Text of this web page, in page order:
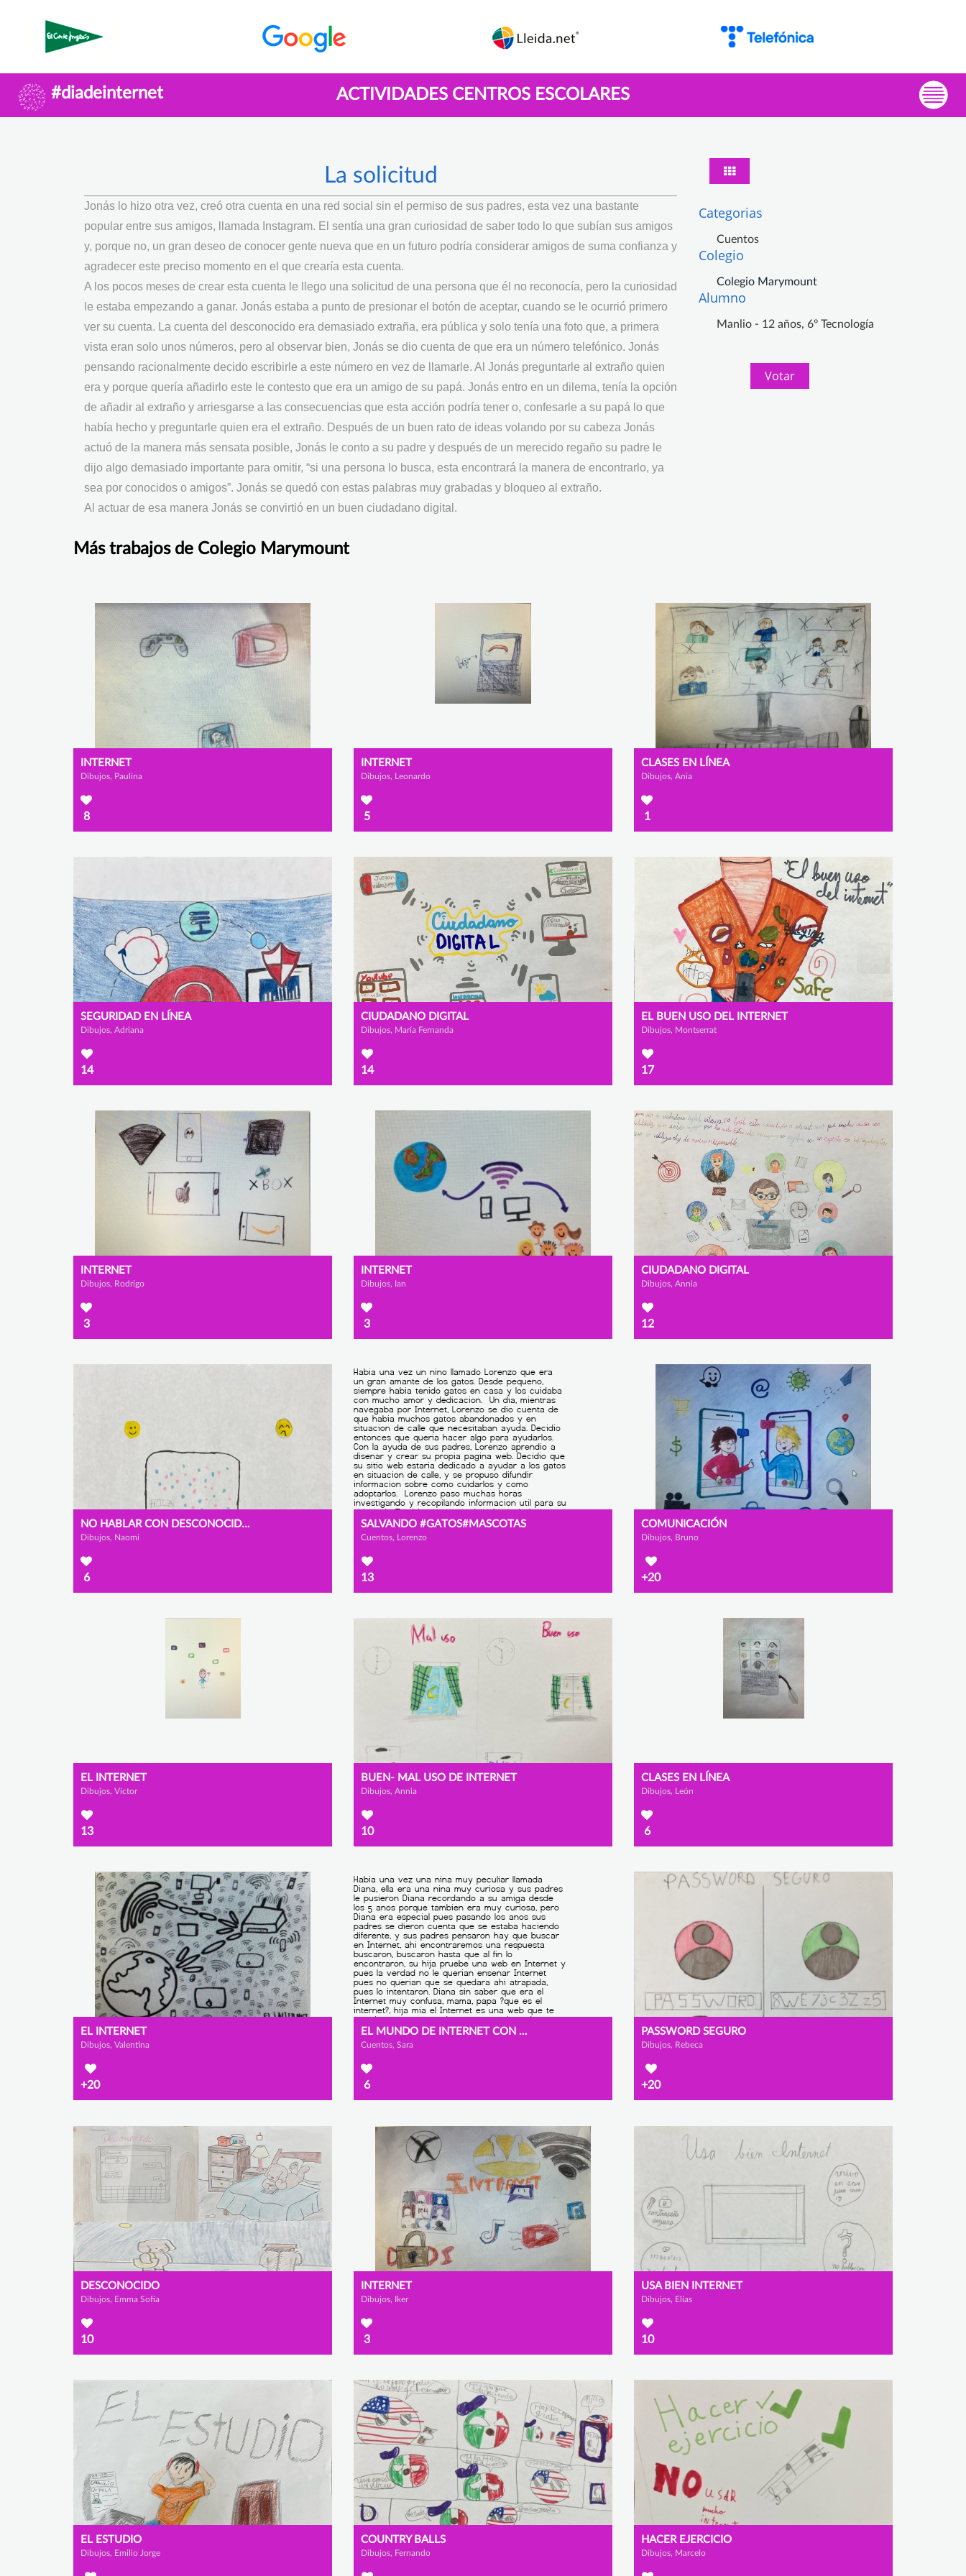
#diadeinternet ACTIVIDADES CENTROS ESCOLARES
La solicitud
Jonás lo hizo otra vez, creó otra cuenta en una red social sin el permiso de sus padres, esta vez una bastante
popular entre sus amigos, llamada Instagram. El sentía una gran curiosidad de saber todo lo que subían sus amigos
y, porque no, un gran deseo de conocer gente nueva que en un futuro podría considerar amigos de suma confianza y
agradecer este preciso momento en el que crearía esta cuenta.
A los pocos meses de crear esta cuenta le llego una solicitud de una persona que él no reconocía, pero la curiosidad
le estaba empezando a ganar. Jonás estaba a punto de presionar el botón de aceptar, cuando se le ocurrió primero
ver su cuenta. La cuenta del desconocido era demasiado extraña, era pública y solo tenía una foto que, a primera
vista eran solo unos números, pero al observar bien, Jonás se dio cuenta de que era un número telefónico. Jonás
pensando racionalmente decido escribirle a este número en vez de llamarle. Al Jonás preguntarle al extraño quien
era y porque quería añadirlo este le contesto que era un amigo de su papá. Jonás entro en un dilema, tenía la opción
de añadir al extraño y arriesgarse a las consecuencias que esta acción podría tener o, confesarle a su papá lo que
había hecho y preguntarle quien era el extraño. Después de un buen rato de ideas volando por su cabeza Jonás
actuó de la manera más sensata posible, Jonás le conto a su padre y después de un merecido regaño su padre le
dijo algo demasiado importante para omitir, “si una persona lo busca, esta encontrará la manera de encontrarlo, ya
sea por conocidos o amigos”. Jonás se quedó con estas palabras muy grabadas y bloqueo al extraño.
Al actuar de esa manera Jonás se convirtió en un buen ciudadano digital.
Categorias
Cuentos
Colegio
Colegio Marymount
Alumno
Manlio - 12 años, 6º Tecnología
Votar
Más trabajos de Colegio Marymount
INTERNET
Dibujos, Paulina
8
INTERNET
Dibujos, Leonardo
5
CLASES EN LÍNEA
Dibujos, Ania
1
SEGURIDAD EN LÍNEA
Dibujos, Adriana
14
CIUDADANO DIGITAL
Dibujos, María Fernanda
14
EL BUEN USO DEL INTERNET
Dibujos, Montserrat
17
INTERNET
Dibujos, Rodrigo
3
INTERNET
Dibujos, Ian
3
CIUDADANO DIGITAL
Dibujos, Annia
12
NO HABLAR CON DESCONOCIDOS
Dibujos, Naomi
6
SALVANDO #GATOS#MASCOTAS
Cuentos, Lorenzo
13
COMUNICACIÓN
Dibujos, Bruno
+20
EL INTERNET
Dibujos, Víctor
13
BUEN- MAL USO DE INTERNET
Dibujos, Annia
10
CLASES EN LÍNEA
Dibujos, León
6
EL INTERNET
Dibujos, Valentina
+20
EL MUNDO DE INTERNET CON DIANA
Cuentos, Sara
6
PASSWORD SEGURO
Dibujos, Rebeca
+20
DESCONOCIDO
Dibujos, Emma Sofía
10
INTERNET
Dibujos, Iker
3
USA BIEN INTERNET
Dibujos, Elías
10
EL ESTUDIO
Dibujos, Emilio Jorge
COUNTRY BALLS
Dibujos, Fernando
HACER EJERCICIO
Dibujos, Marcelo